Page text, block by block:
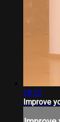
28:33
Improve